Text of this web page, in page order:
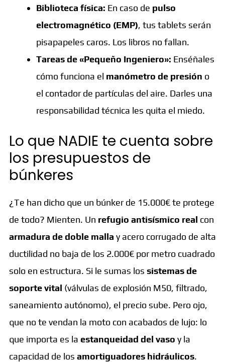
Biblioteca física: En caso de pulso
electromagnético (EMP), tus tablets serán
pisapapeles caros. Los libros no fallan.
Tareas de «Pequeño Ingeniero»: Enséñales
cómo funciona el manómetro de presión o
el contador de partículas del aire. Darles una
responsabilidad técnica les quita el miedo.
Lo que NADIE te cuenta sobre
los presupuestos de
búnkeres
¿Te han dicho que un búnker de 15.000€ te protege
de todo? Mienten. Un refugio antisísmico real con
armadura de doble malla y acero corrugado de alta
ductilidad no baja de los 2.000€ por metro cuadrado
solo en estructura. Si le sumas los sistemas de
soporte vital (válvulas de explosión M50, filtrado,
saneamiento autónomo), el precio sube. Pero ojo,
que no te vendan la moto con acabados de lujo: lo
que importa es la estanqueidad del vaso y la
capacidad de los amortiguadores hidráulicos.